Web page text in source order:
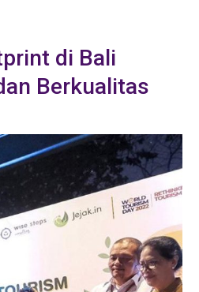
di Bali
Berkualitas